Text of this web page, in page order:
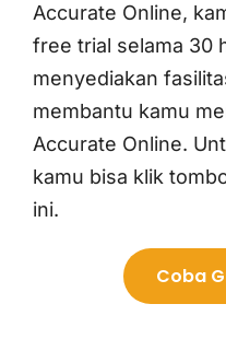
Accurate Online,
free trial selama 30
menyediakan
membantu kamu
Accurate Online.
kamu bisa klik
ini.
Coba